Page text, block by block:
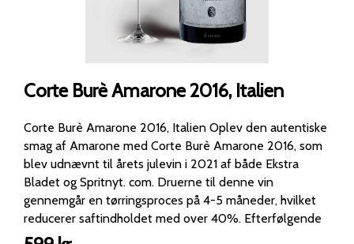
Corte Burè Amarone 2016, Italien
Corte Burè Amarone 2016, Italien Oplev den autentiske
smag af Amarone med Corte Burè Amarone 2016, som
blev udnævnt til årets julevin i 2021 af både Ekstra
Bladet og Spritnyt. com. Druerne til denne vin
gennemgår en tørringsproces på 4-5 måneder, hvilket
reducerer saftindholdet med over 40%. Efterfølgende
lagres vinen i barriques og små fade i 30-36 måneder,